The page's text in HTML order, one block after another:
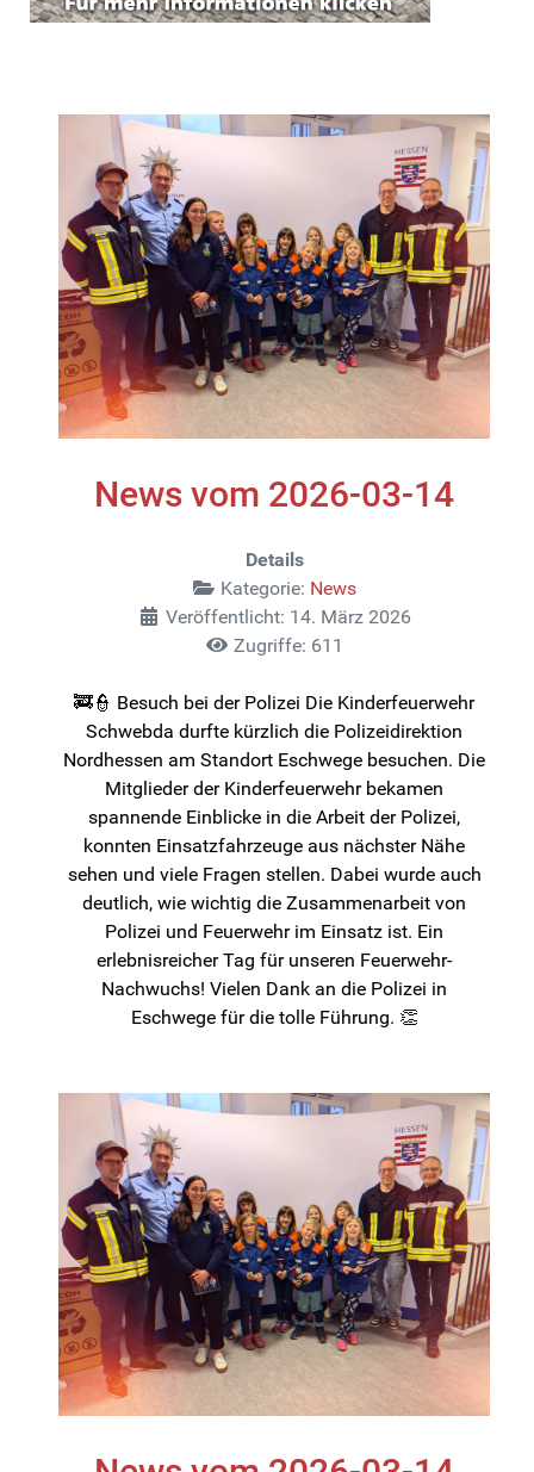
News vom 2026-03-14
Details
Kategorie: News
Veröffentlicht: 14. März 2026
Zugriffe: 611
🚒👮 Besuch bei der Polizei Die Kinderfeuerwehr
Schwebda durfte kürzlich die Polizeidirektion
Nordhessen am Standort Eschwege besuchen. Die
Mitglieder der Kinderfeuerwehr bekamen
spannende Einblicke in die Arbeit der Polizei,
konnten Einsatzfahrzeuge aus nächster Nähe
sehen und viele Fragen stellen. Dabei wurde auch
deutlich, wie wichtig die Zusammenarbeit von
Polizei und Feuerwehr im Einsatz ist. Ein
erlebnisreicher Tag für unseren Feuerwehr-
Nachwuchs! Vielen Dank an die Polizei in
Eschwege für die tolle Führung. 👏